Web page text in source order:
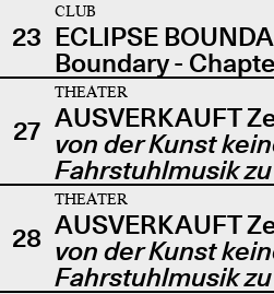
23
CLUB
ECLIPSE
Boundary -
27
THEATER
AUSVERKAUFT
von der Kunst
Fahrstuhlmusik
28
THEATER
AUSVERKAUFT
von der Kunst
Fahrstuhlmusik